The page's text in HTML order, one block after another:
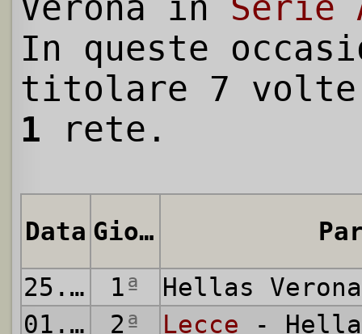
In queste
titolare 7 volte
1 rete.
Data Giornata
25.08.2019
1ª
Hellas
01.09.2019
2ª Lecce -